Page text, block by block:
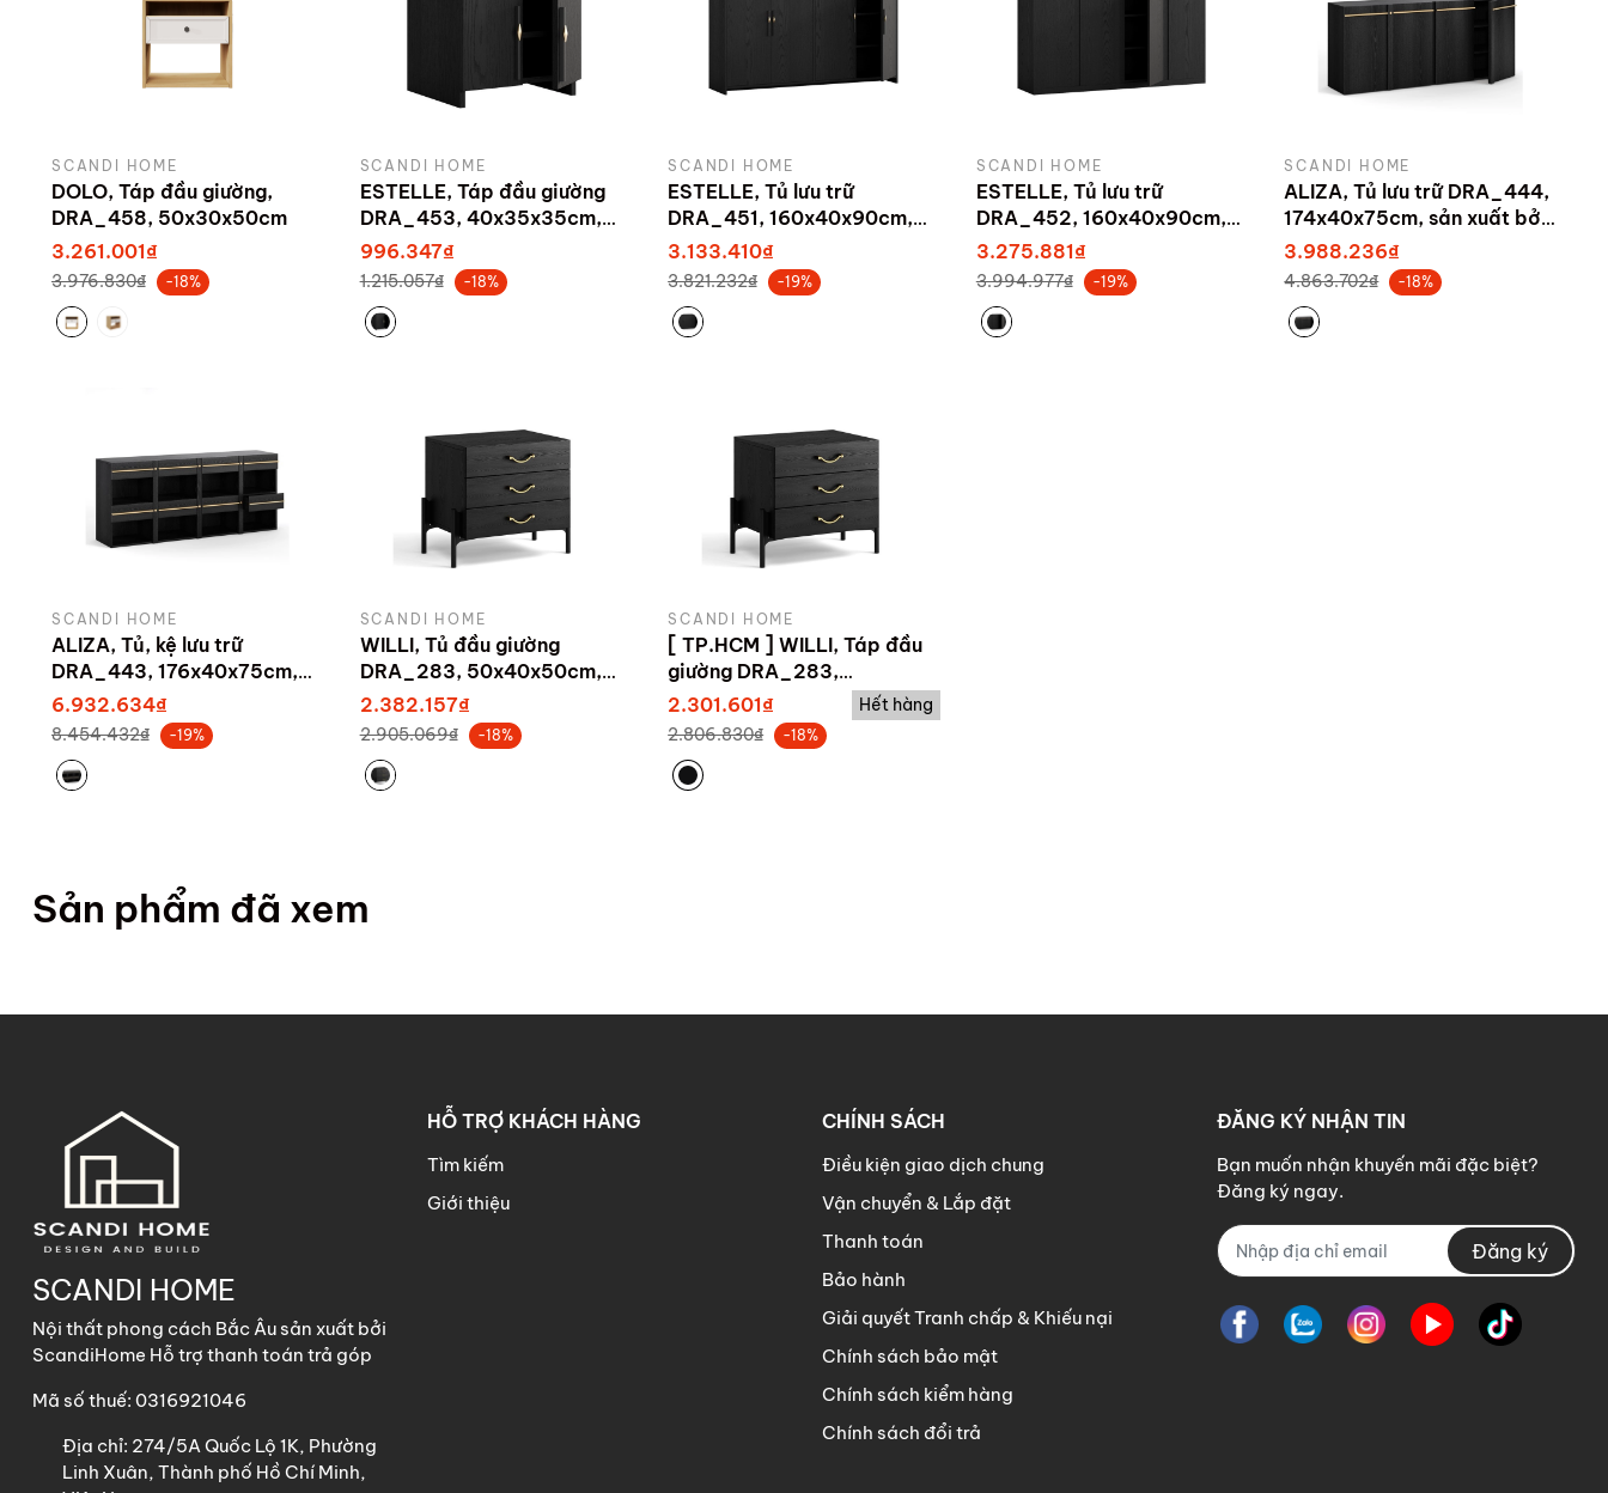
SCANDI HOME
DOLO, Táp đầu giường,
DRA_458, 50x30x50cm
3.261.001₫
3.976.830₫ -18%
SCANDI HOME
ESTELLE, Táp đầu giường
DRA_453, 40x35x35cm,
sản xuất bởi Scandi Home
996.347₫
1.215.057₫ -18%
SCANDI HOME
ESTELLE, Tủ lưu trữ
DRA_451, 160x40x90cm,
sản xuất bởi Scandi Home
3.133.410₫
3.821.232₫ -19%
SCANDI HOME
ESTELLE, Tủ lưu trữ
DRA_452, 160x40x90cm,
sản xuất bởi Scandi Home
3.275.881₫
3.994.977₫ -19%
SCANDI HOME
ALIZA, Tủ lưu trữ DRA_444,
174x40x75cm, sản xuất bởi
Scandi Home
3.988.236₫
4.863.702₫ -18%
SCANDI HOME
ALIZA, Tủ, kệ lưu trữ
DRA_443, 176x40x75cm,
sản xuất bởi Scandi Home
6.932.634₫
8.454.432₫ -19%
SCANDI HOME
WILLI, Tủ đầu giường
DRA_283, 50x40x50cm,
Scandi Home
2.382.157₫
2.905.069₫ -18%
SCANDI HOME
[ TP.HCM ] WILLI, Táp đầu
giường DRA_283,
50x40x50cm
2.301.601₫
2.806.830₫ -18%
Hết hàng
Sản phẩm đã xem
SCANDI HOME
Nội thất phong cách Bắc Âu sản xuất bởi
ScandiHome Hỗ trợ thanh toán trả góp
Mã số thuế: 0316921046
Địa chỉ: 274/5A Quốc Lộ 1K, Phường
Linh Xuân, Thành phố Hồ Chí Minh,
HỖ TRỢ KHÁCH HÀNG
Tìm kiếm
Giới thiệu
CHÍNH SÁCH
Điều kiện giao dịch chung
Vận chuyển & Lắp đặt
Thanh toán
Bảo hành
Giải quyết Tranh chấp & Khiếu nại
Chính sách bảo mật
Chính sách kiểm hàng
Chính sách đổi trả
ĐĂNG KÝ NHẬN TIN
Bạn muốn nhận khuyến mãi đặc biệt?
Đăng ký ngay.
Đăng ký